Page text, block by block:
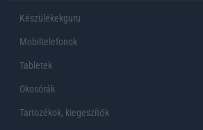
Készülékekguru
Mobiltelefonok
Tabletek
Okosórák
Tartozékok, kiegeszítők